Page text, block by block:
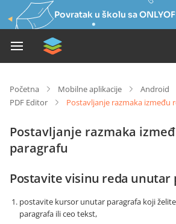
Povratak u školu sa
Početna Mobilne aplikacije Android
PDF Editor
Postavljanje razmaka između
Postavljanje razmaka
paragrafu
Postavite visinu reda unutar
postavite kursor unutar paragrafa koji
paragrafa ili ceo tekst,